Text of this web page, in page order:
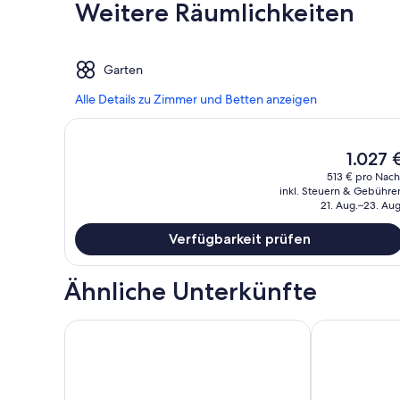
Weitere Räumlichkeiten
Garten
Alle Details zu Zimmer und Betten anzeigen
Der
aktuelle
Preis
beträgt
1.027 €.
1.027
513 € pro
inkl. Steuern &
21. Aug.–23.
Verfügbarkeit prüfen
Ähnliche Unterkünfte
Absolut Oceanfront Kailua - Lizenziert - 60 ft
Private